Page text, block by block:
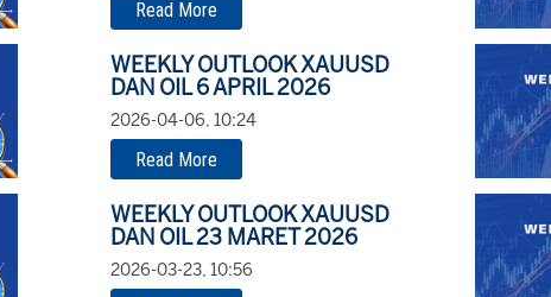
Read More
WEEKLY OUTLOOK XAUUSD
DAN OIL 6 APRIL 2026
2026-04-06, 10:24
Read More
WEEKLY OUTLOOK XAUUSD
DAN OIL 23 MARET 2026
2026-03-23, 10:56